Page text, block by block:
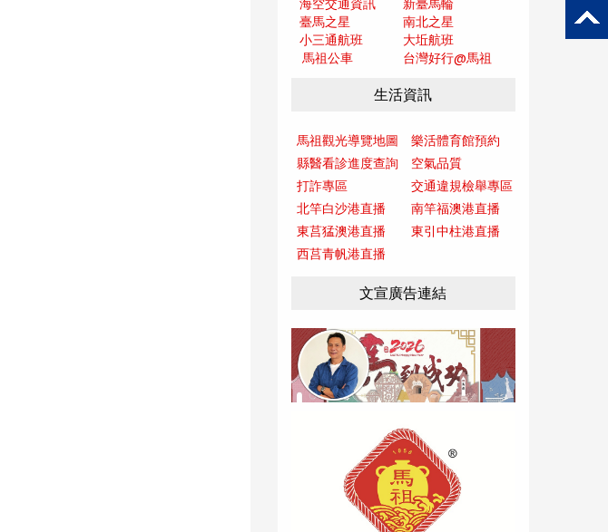
海空交通資訊
新臺馬輪
臺馬之星
南北之星
小三通航班
大坵航班
馬祖公車
台灣好行@馬祖
生活資訊
馬祖觀光導覽地圖
樂活體育館預約
縣醫看診進度查詢
空氣品質
打詐專區
交通違規檢舉專區
北竿白沙港直播
南竿福澳港直播
東莒猛澳港直播
東引中柱港直播
西莒青帆港直播
文宣廣告連結